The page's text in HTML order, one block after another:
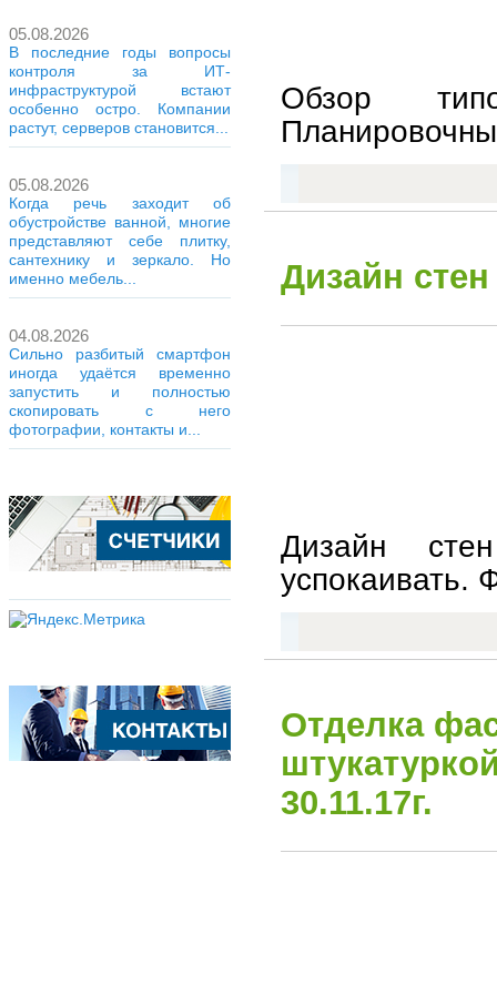
05.08.2026
В последние годы вопросы
контроля за ИТ-
инфраструктурой встают
особенно остро. Компании
растут, серверов становится...
05.08.2026
Когда речь заходит об
обустройстве ванной, многие
представляют себе плитку,
сантехнику и зеркало. Но
именно мебель...
04.08.2026
Сильно разбитый смартфон
иногда удаётся временно
запустить и полностью
скопировать с него
фотографии, контакты и...
Обзор
Дизайн
Дизайн
успокаивать.
Отделка
30.11.17г.